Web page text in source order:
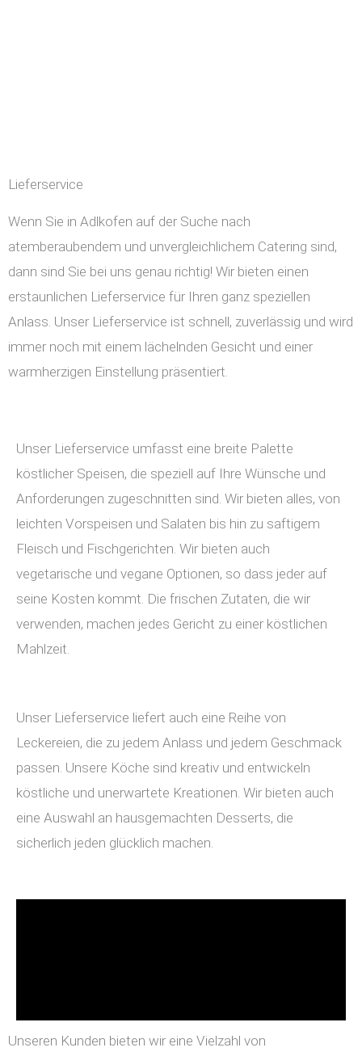
Lieferservice
Wenn Sie in Adlkofen auf der Suche nach
atemberaubendem und unvergleichlichem Catering sind,
dann sind Sie bei uns genau richtig! Wir bieten einen
erstaunlichen Lieferservice für Ihren ganz speziellen
Anlass. Unser Lieferservice ist schnell, zuverlässig und wird
immer noch mit einem lächelnden Gesicht und einer
warmherzigen Einstellung präsentiert.
Unser Lieferservice umfasst eine breite Palette
köstlicher Speisen, die speziell auf Ihre Wünsche und
Anforderungen zugeschnitten sind. Wir bieten alles, von
leichten Vorspeisen und Salaten bis hin zu saftigem
Fleisch und Fischgerichten. Wir bieten auch
vegetarische und vegane Optionen, so dass jeder auf
seine Kosten kommt. Die frischen Zutaten, die wir
verwenden, machen jedes Gericht zu einer köstlichen
Mahlzeit.
Unser Lieferservice liefert auch eine Reihe von
Leckereien, die zu jedem Anlass und jedem Geschmack
passen. Unsere Köche sind kreativ und entwickeln
köstliche und unerwartete Kreationen. Wir bieten auch
eine Auswahl an hausgemachten Desserts, die
sicherlich jeden glücklich machen.
Unseren Kunden bieten wir eine Vielzahl von